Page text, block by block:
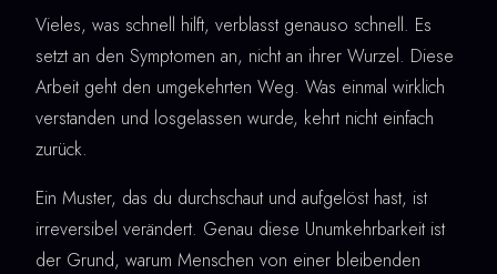
Vieles, was schnell hilft, verblasst genauso schnell. Es
setzt an den Symptomen an, nicht an ihrer Wurzel. Diese
Arbeit geht den umgekehrten Weg. Was einmal wirklich
verstanden und losgelassen wurde, kehrt nicht einfach
zurück.
Ein Muster, das du durchschaut und aufgelöst hast, ist
irreversibel verändert. Genau diese Unumkehrbarkeit ist
der Grund, warum Menschen von einer bleibenden